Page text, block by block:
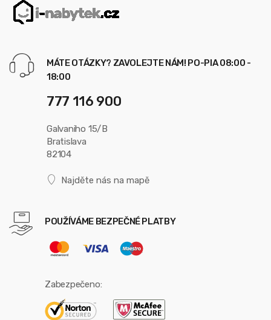
MÁTE OTÁZKY? ZAVOLEJTE NÁM! PO-PIA 08:00 -
18:00
777 116 900
Galvaniho 15/B
Bratislava
82104
Najděte nás na mapě
POUŽÍVÁME BEZPEČNÉ PLATBY
Zabezpečeno: